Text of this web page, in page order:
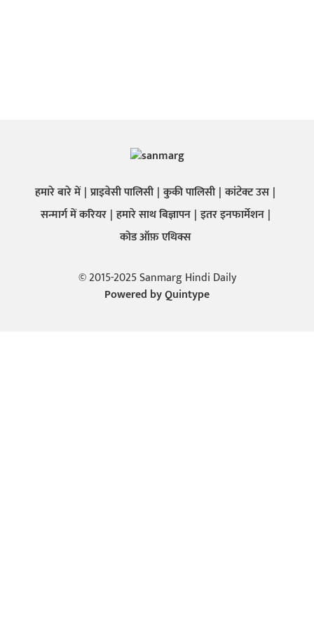
हमारे बारे में प्राइवेसी पालिसी कुकी पालिसी कांटेक्ट उस
सन्मार्ग में करियर हमारे साथ बिज्ञापन इतर इनफार्मेशन
कोड ऑफ़ एथिक्स
© 2015-2025 Sanmarg Hindi Daily
Powered byQuintype